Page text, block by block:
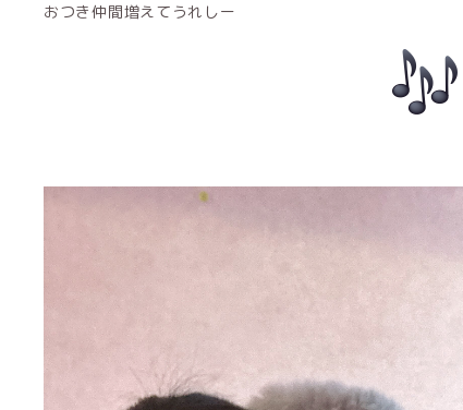
おつき仲間増えてうれしー